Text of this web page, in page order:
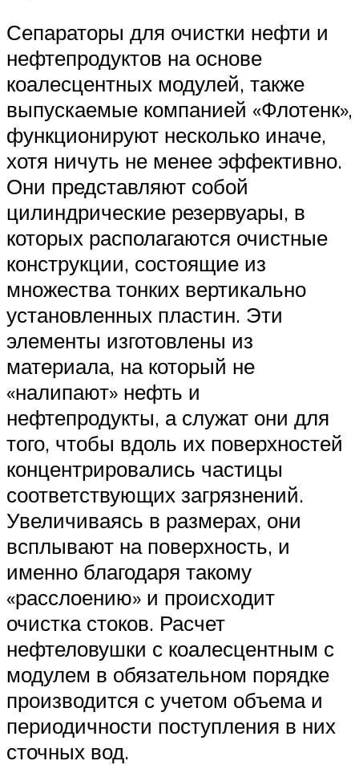
Сепараторы для очистки нефти и
нефтепродуктов на основе
коалесцентных модулей, также
выпускаемые компанией «Флотенк»,
функционируют несколько иначе,
хотя ничуть не менее эффективно.
Они представляют собой
цилиндрические резервуары, в
которых располагаются очистные
конструкции, состоящие из
множества тонких вертикально
установленных пластин. Эти
элементы изготовлены из
материала, на который не
«налипают» нефть и
нефтепродукты, а служат они для
того, чтобы вдоль их поверхностей
концентрировались частицы
соответствующих загрязнений.
Увеличиваясь в размерах, они
всплывают на поверхность, и
именно благодаря такому
«расслоению» и происходит
очистка стоков. Расчет
нефтеловушки с коалесцентным с
модулем в обязательном порядке
производится с учетом объема и
периодичности поступления в них
сточных вод.